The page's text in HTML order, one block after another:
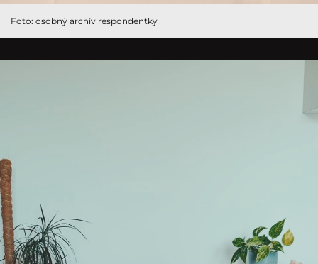
Foto: osobný archív respondentky